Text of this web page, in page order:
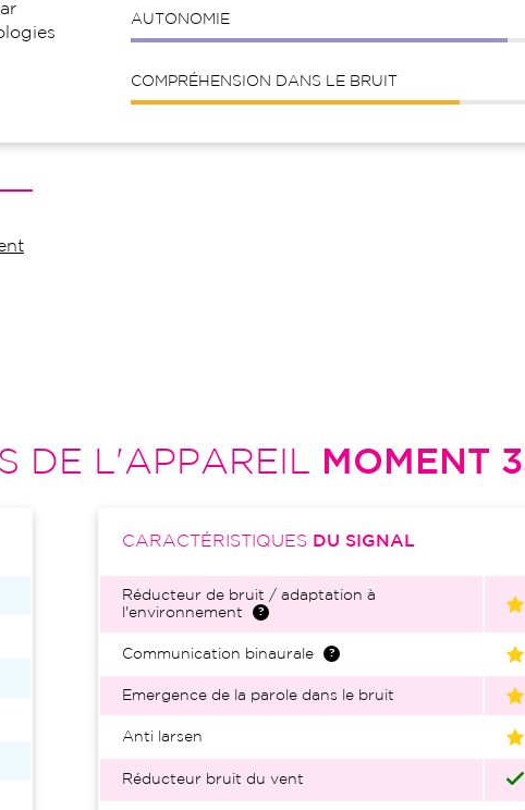
AUTONOMIE
COMPRÉHENSION DANS LE BRUIT
DE L'APPAREIL MOMENT
CARACTÉRISTIQUES DU SIGNAL
Réducteur de bruit / adaptation à
l'environnement
Communication binaurale
Emergence de la parole dans le bruit
Anti larsen
Réducteur bruit du vent